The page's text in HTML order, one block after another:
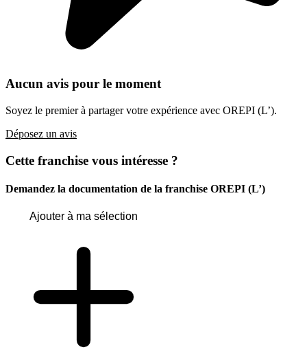
Aucun avis pour le moment
Soyez le premier à partager votre expérience avec OREPI (L’).
Déposez un avis
Cette franchise vous intéresse ?
Demandez la documentation de la franchise OREPI (L’)
Ajouter à ma sélection